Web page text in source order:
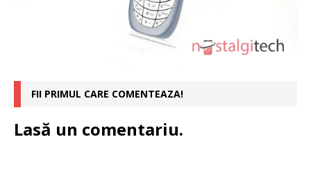
FII PRIMUL CARE COMENTEAZA!
Lasă un comentariu.